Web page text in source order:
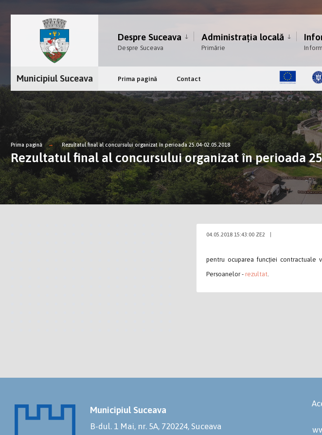
Despre Suceava
Despre Suceava
Administrația locală
Primărie
Municipiul Suceava Prima pagină Contact
Prima pagină Rezultatul final al concursului organizat în perioada 25.04-02.05.2018
Rezultatul final al concursului organizat în perioada
04.05.2018 15:43:00 ZE2
pentru ocuparea funcției contractuale
Persoanelor - rezultat.
Municipiul Suceava
B-dul. 1 Mai, nr. 5A, 720224, Suceava